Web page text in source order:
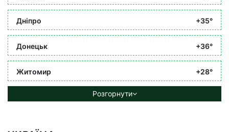
Дніпро +35°
Донецьк +36°
Житомир +28°
Розгорнути